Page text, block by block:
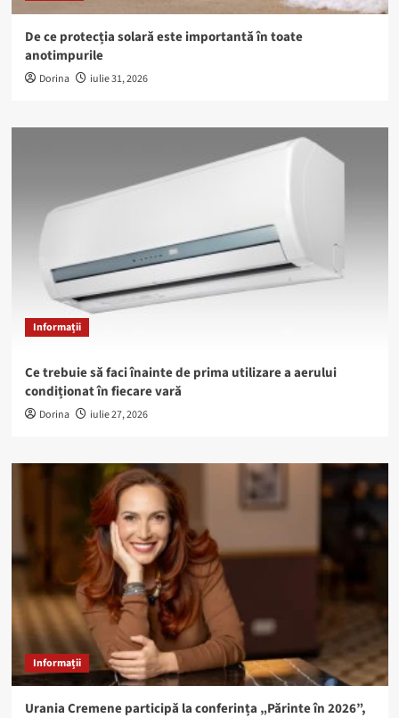
De ce protecția solară este importantă în toate
anotimpurile
Dorina iulie 31, 2026
Informații
Ce trebuie să faci înainte de prima utilizare a aerului
condiționat în fiecare vară
Dorina iulie 27, 2026
Informații
Urania Cremene participă la conferința „Părinte în 2026”,